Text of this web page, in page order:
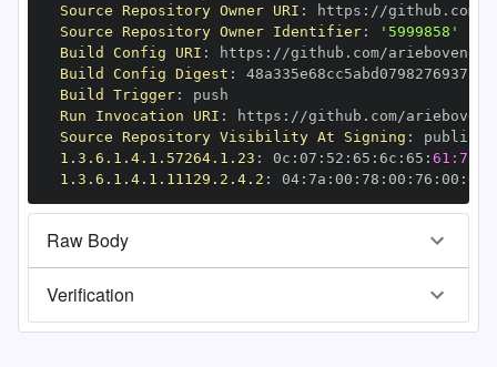
Source Repository Owner URI : https :
Source Repository Owner Identifier:
'5999858'
Build Config URI : https :
Build Config Digest :
Build Trigger:
Run Invocation URI : https :
Source Repository Visibility At Signing :
1.3.6.1.4.1.57264.1.23 : 0c : 07 : 52 : 65 : 6c : 65 :
1.3.6.1.4.1.11129.2.4.2 : 04: 7a : 00 : 78 : 00 : 76 : 00 : dd
Raw Body
Verification